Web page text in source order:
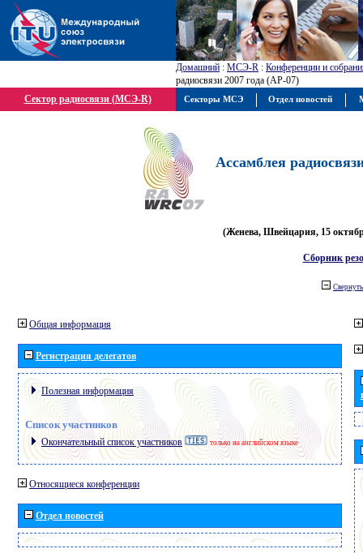
Домашний : МСЭ-R : Конференции и
радиосвязи 2007 года (АР-07)
Сектор радиосвязи (МСЭ-R)
Ассамблея
(Женева, Швейцария, 15
Сборник
Свернуть
Общая информация
Регистрация делегатов
Полезная информация
Список участников
Окончательный список участников только на английском языке
Относящиеся конференции
Отдел новостей
Секторы МСЭ Отдел новостей